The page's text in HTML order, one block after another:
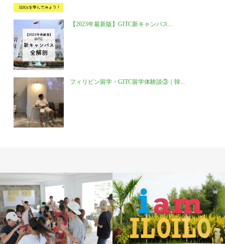
【2023年最新版】GITC新キャンパス...
フィリピン留学・GITC留学体験談③｜韓...